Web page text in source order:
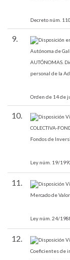
Decreto núm.
9.
Autónoma de
AUTÓNOMAS.
personal de la
Orden de 14 de
10.
COLECTIVA-
Fondos de
Ley núm. 19/
11.
Mercado de
Ley núm. 24/
12.
Coeficientes de